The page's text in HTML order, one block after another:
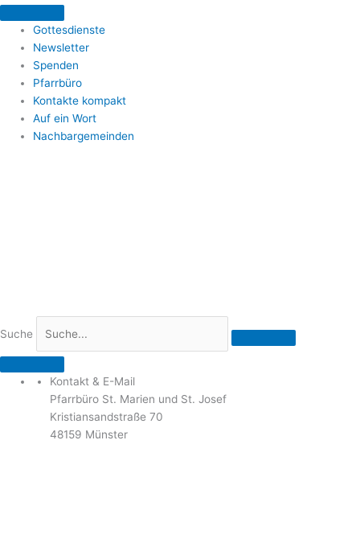
Zum
springen
Gottesdienste
Newsletter
Spenden
Pfarrbüro
Kontakte kompakt
Auf ein Wort
Nachbargemeinden
Suche
Kontakt & E-Mail
Pfarrbüro St. Marien und St. Josef
Kristiansandstraße 70
48159 Münster